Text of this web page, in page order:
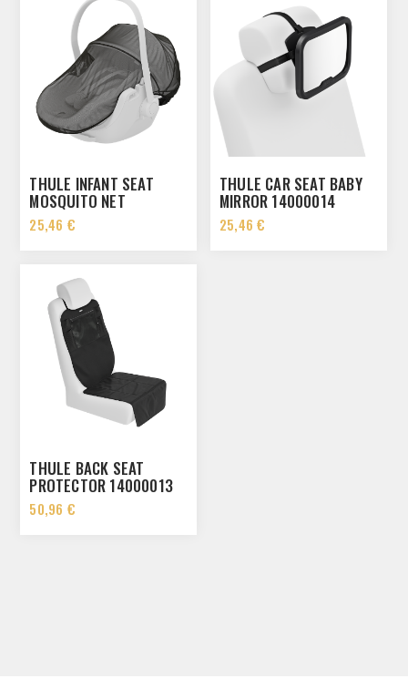
THULE INFANT SEAT
MOSQUITO NET
14000016
25,46 €
THULE CAR SEAT BABY
MIRROR 14000014
25,46 €
THULE BACK SEAT
PROTECTOR 14000013
50,96 €